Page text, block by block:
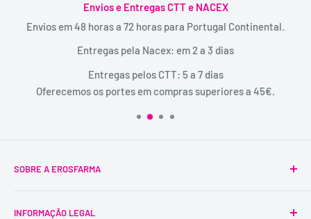
Envios e Entregas CTT e NACEX
Envios em 48 horas a 72 horas para Portugal Continental.
Entregas pela Nacex: em 2 a 3 dias
Entregas pelos CTT: 5 a 7 dias
Oferecemos os portes em compras superiores a 45€.
SOBRE A EROSFARMA
Portugal, pioneira na venda de produtos íntimos para
INFORMAÇÃO LEGAL